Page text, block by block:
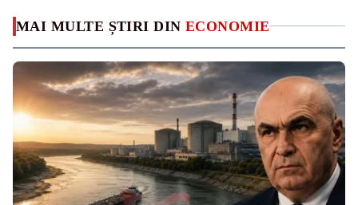
MAI MULTE ȘTIRI DIN ECONOMIE